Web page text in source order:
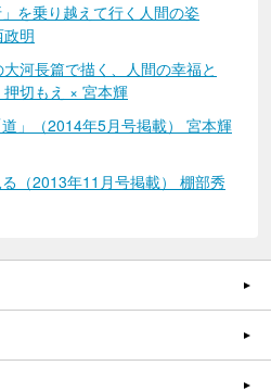
」を乗り越えて行く人間の姿
政明
河長篇で描く、人間の幸福と
切もえ × 宮本輝
」（2014年5月号掲載） 宮本輝
（2013年11月号掲載） 棚部秀